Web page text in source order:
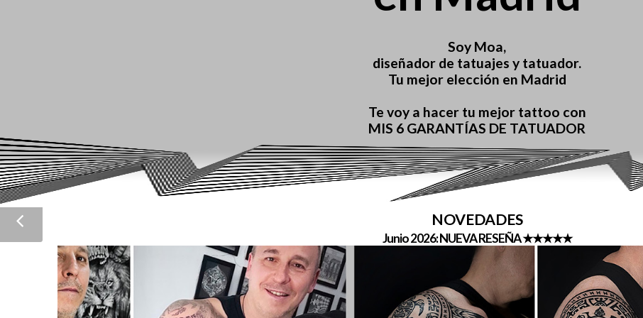
Soy Moa,
diseñador de tatuajes y tatuador.
Tu mejor elección en Madrid
Te voy a hacer tu mejor tattoo con
MIS 6 GARANTÍAS DE TATUADOR
NOVEDADES
Junio 2026: NUEVA RESEÑA ★★★★★
Junio 2026: NUEVA RESEÑA ★★★★★